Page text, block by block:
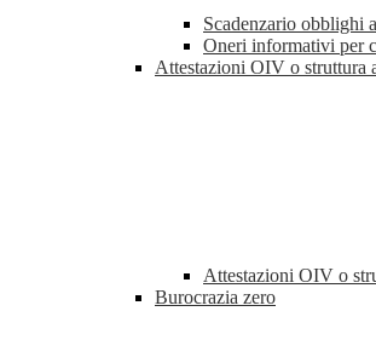
Scadenzario obblighi
Oneri informativi per
Attestazioni OIV o struttura
Attestazioni OIV o
Burocrazia zero